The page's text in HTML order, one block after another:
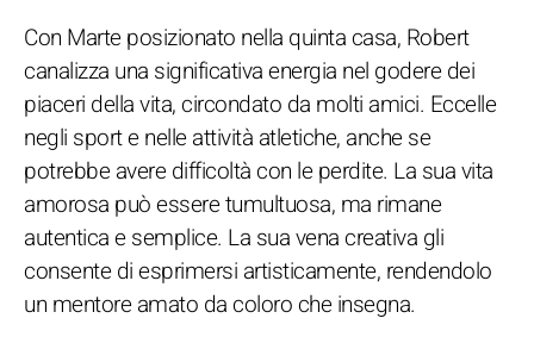
Con Marte posizionato nella quinta casa, Robert
canalizza una significativa energia nel godere dei
piaceri della vita, circondato da molti amici. Eccelle
negli sport e nelle attività atletiche, anche se
potrebbe avere difficoltà con le perdite. La sua vita
amorosa può essere tumultuosa, ma rimane
autentica e semplice. La sua vena creativa gli
consente di esprimersi artisticamente, rendendolo
un mentore amato da coloro che insegna.